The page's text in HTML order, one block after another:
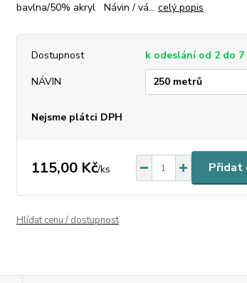
bavlna/50% akryl Návin / vá... celý popis
Dostupnost
k odeslání od 2 do 7
NÁVIN
Nejsme plátci DPH
115,00 Kč/ks Přidat
Hlídat cenu / dostupnost